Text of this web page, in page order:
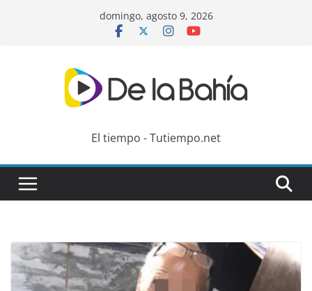
domingo, agosto 9, 2026
El tiempo - Tutiempo.net